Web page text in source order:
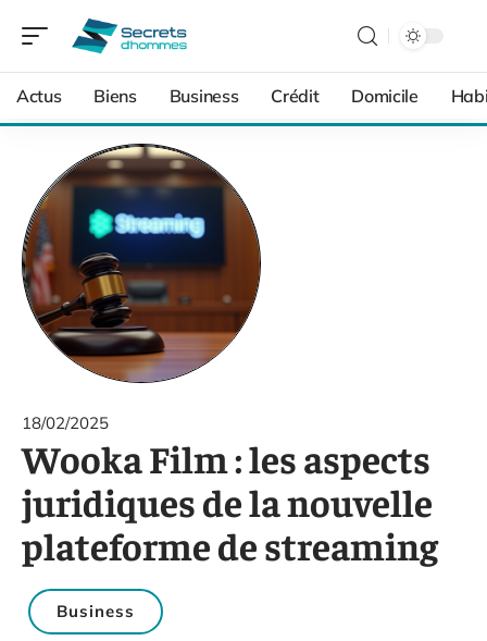
Actus Biens Business Crédit Domicile
18/02/2025
Wooka Film : les aspects
juridiques de la nouvelle
plateforme de streaming
Business